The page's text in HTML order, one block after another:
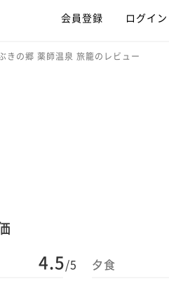
会員登録 ログイン
きの郷 薬師温泉 旅籠のレビュー
4.5/5 夕食